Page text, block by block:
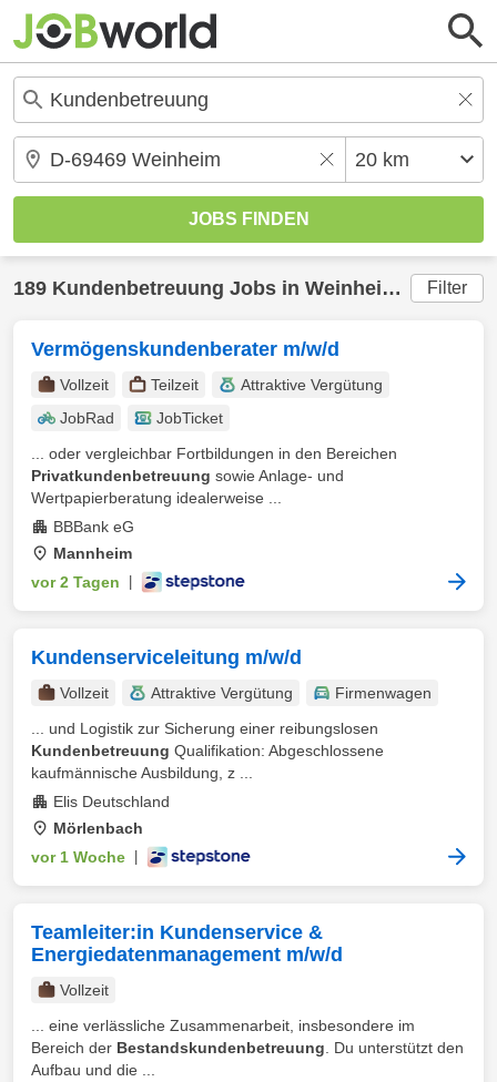
189 Kundenbetreuung Jobs in Weinheim (20 km)
Filter
Vermögenskundenberater m/w/d
Vollzeit Teilzeit
Attraktive Vergütung
JobRad
JobTicket
... oder vergleichbar Fortbildungen in den Bereichen
Privatkundenbetreuung sowie Anlage- und
Wertpapierberatung idealerweise ...
BBBank eG
Mannheim
vor 2 Tagen
Kundenserviceleitung m/w/d
Vollzeit Attraktive Vergütung
Firmenwagen
... und Logistik zur Sicherung einer reibungslosen
Kundenbetreuung Qualifikation: Abgeschlossene
kaufmännische Ausbildung, z ...
Elis Deutschland
Mörlenbach
vor 1 Woche
Teamleiter:in Kundenservice &
Energiedatenmanagement m/w/d
Vollzeit
... eine verlässliche Zusammenarbeit, insbesondere im
Bereich der Bestandskundenbetreuung . Du unterstützt den
Aufbau und die ...